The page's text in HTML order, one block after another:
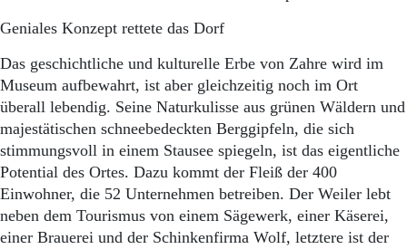
Geniales Konzept rettete das Dorf
Das geschichtliche und kulturelle Erbe von Zahre wird im
Museum aufbewahrt, ist aber gleichzeitig noch im Ort
überall lebendig. Seine Naturkulisse aus grünen Wäldern und
majestätischen schneebedeckten Berggipfeln, die sich
stimmungsvoll in einem Stausee spiegeln, ist das eigentliche
Potential des Ortes. Dazu kommt der Fleiß der 400
Einwohner, die 52 Unternehmen betreiben. Der Weiler lebt
neben dem Tourismus von einem Sägewerk, einer Käserei,
einer Brauerei und der Schinkenfirma Wolf, letztere ist der